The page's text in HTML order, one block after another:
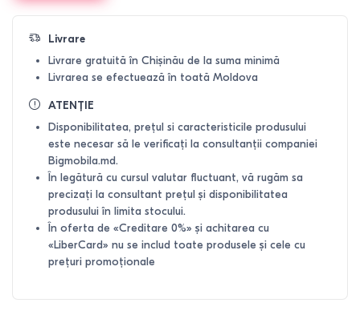
Livrare
Livrare gratuită în Chișinău de la suma minimă
Livrarea se efectuează în toată Moldova
ATENȚIE
Disponibilitatea, prețul si caracteristicile produsului
este necesar să le verificați la consultanții companiei
Bigmobila.md.
În legătură cu cursul valutar fluctuant, vă rugăm sa
precizați la consultant prețul și disponibilitatea
produsului în limita stocului.
În oferta de «Creditare 0%» și achitarea cu
«LiberCard» nu se includ toate produsele și cele cu
prețuri promoționale